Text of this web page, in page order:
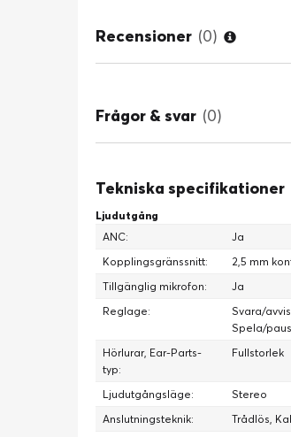
LJUDKABEL MED
DIREKTMIKROFON
Recensioner (0)
Frågor & svar (0)
Tekniska specifikationer
Ljudutgång
ANC:
Ja
Kopplingsgränssnitt:
2,5 mm
Tillgänglig mikrofon:
Ja
Reglage:
Svara/
Spela/
Hörlurar, Ear-Parts-
typ:
Fullstorlek
Ljudutgångsläge:
Stereo
Anslutningsteknik:
Trådlös,